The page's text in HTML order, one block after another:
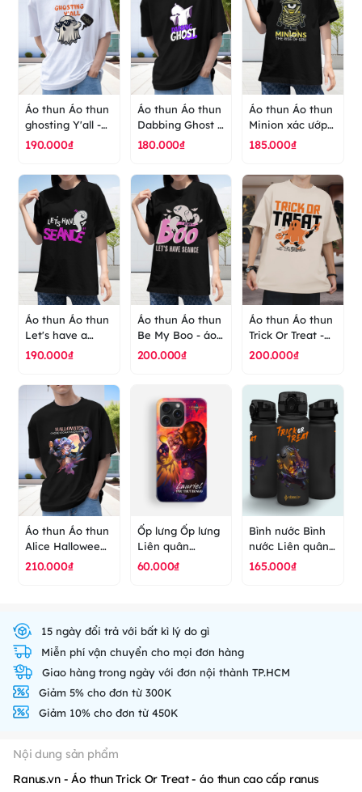
Áo thun Áo thun
ghosting Y'all -
áo thun cao cấp
190.000₫
Áo thun Áo thun
Dabbing Ghost -
áo thun cao cấp
180.000₫
Áo thun Áo thun
Minion xác ướp
dễ thương - áo
185.000₫
Áo thun Áo thun
Let's have a
seance - áo thun
190.000₫
Áo thun Áo thun
Be My Boo - áo
thun cao cấp
200.000₫
Áo thun Áo thun
Trick Or Treat -
áo thun cao cấp
200.000₫
Áo thun Áo thun
Alice Halloween
Liên quân Aov
210.000₫
Ốp lưng Ốp lưng
Liên quân
Lauriel
ranus
60.000₫
Bình nước Bình
nước Liên quân
Halloween Cho
165.000₫
15 ngày đổi trả với bất kì lý do gì
Miễn phí vận chuyển cho mọi đơn hàng
Giao hàng trong ngày với đơn nội thành TP.HCM
Giảm 5% cho đơn từ 300K
Giảm 10% cho đơn từ 450K
Nội dung sản phẩm
Ranus.vn - Áo thun Trick Or Treat - áo thun cao cấp ranus